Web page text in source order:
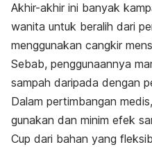
Akhir-akhir ini banyak
wanita untuk beralih dari
menggunakan cangkir
Sebab, penggunaannya
sampah daripada dengan
Dalam pertimbangan medis,
gunakan dan minim efek
Cup dari bahan yang